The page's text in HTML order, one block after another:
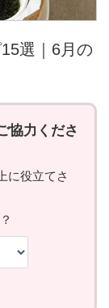
選｜6月の